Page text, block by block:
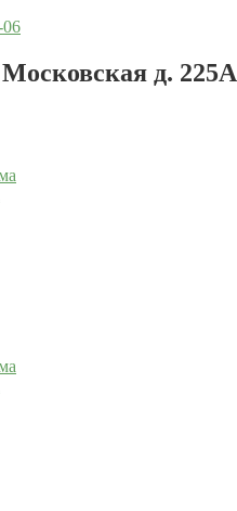
06
Московская д. 225А